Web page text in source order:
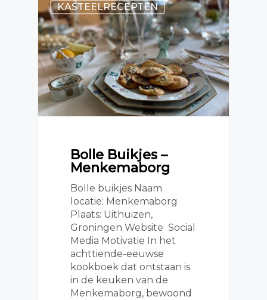
KASTEELRECEPTEN
Bolle Buikjes –
Menkemaborg
Bolle buikjes Naam
locatie: Menkemaborg
Plaats: Uithuizen,
Groningen Website Social
Media Motivatie In het
achttiende-eeuwse
kookboek dat ontstaan is
in de keuken van de
Menkemaborg, bewoond